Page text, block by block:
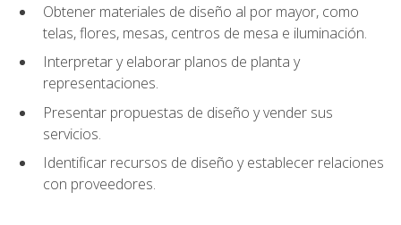
Obtener materiales de diseño al por mayor, como
telas, flores, mesas, centros de mesa e iluminación.
Interpretar y elaborar planos de planta y
representaciones.
Presentar propuestas de diseño y vender sus
servicios.
Identificar recursos de diseño y establecer relaciones
con proveedores.